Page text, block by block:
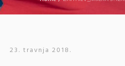
23. travnja 2018.